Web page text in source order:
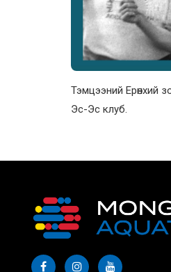
Тэмцээний Ерөнхий
Эс-Эс клуб.